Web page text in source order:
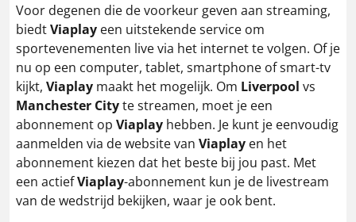
Voor degenen die de voorkeur geven aan streaming,
biedtViaplay een uitstekende service om
sportevenementen live via het internet te volgen. Of je
nu op een computer, tablet, smartphone of smart-tv
kijkt, Viaplay maakt het mogelijk. Om Liverpool vs
Manchester Cityte streamen, moet je een
abonnement op Viaplay hebben. Je kunt je eenvoudig
aanmelden via de website van Viaplay en het
abonnement kiezen dat het beste bij jou past. Met
een actiefViaplay-abonnement kun je de livestream
van de wedstrijd bekijken, waar je ook bent.